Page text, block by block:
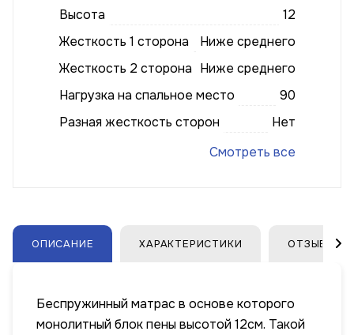
Высота
12
Жесткость 1 сторона
Ниже среднего
Жесткость 2 сторона Ниже среднего
Нагрузка на спальное место
90
Разная жесткость сторон
Нет
Смотреть все
ОПИСАНИЕ ХАРАКТЕРИСТИКИ ОТЗЫВЫ
Беспружинный матрас в основе которого
монолитный блок пены высотой 12см. Такой